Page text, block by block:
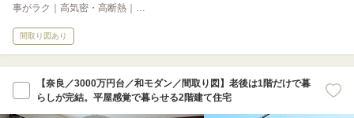
事がラク｜高気密・高断熱｜…
間取り図あり
【奈良／3000万円台／和モダン／間取り図】老後は1階だけで暮
らしが完結。平屋感覚で暮らせる2階建て住宅